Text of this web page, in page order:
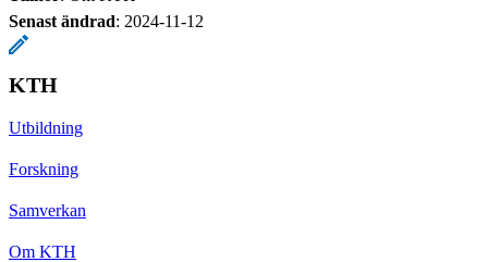
Senast ändrad: 2024-11-12
KTH
Utbildning
Forskning
Samverkan
Om KTH